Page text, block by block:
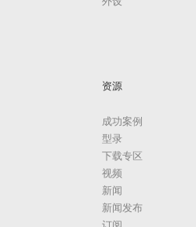
资源
成功案例
型录
下载专区
视频
新闻
新闻发布